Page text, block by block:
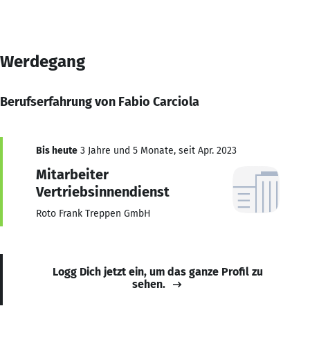
Werdegang
Berufserfahrung von Fabio Carciola
Bis heute 3 Jahre und 5 Monate, seit Apr. 2023
Mitarbeiter
Vertriebsinnendienst
Roto Frank Treppen GmbH
Logg Dich jetzt ein, um das ganze Profil zu
sehen.